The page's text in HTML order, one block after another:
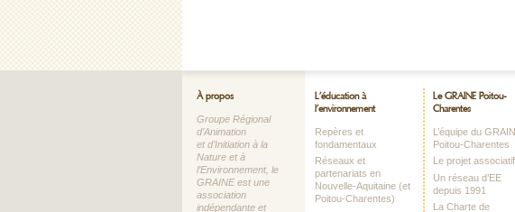
À propos
Groupe Régional
d’Animation
et d’Initiation à la
Nature et à
l’Environnement, le
GRAINE est une
association
indépendante et
L’éducation à
l’environnement
Repères et
fondamentaux
Réseaux et
partenariats en
Nouvelle-Aquitaine (et
Poitou-Charentes)
Le GRAINE Poitou-
Charentes
L’équipe du
Poitou-Charentes
Le projet associatif
Un réseau d’EE
depuis 1991
La Charte de